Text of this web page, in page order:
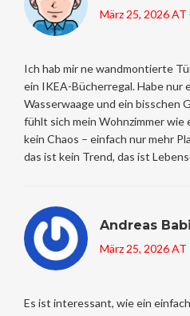
März 25, 2026 AT
Ich hab mir ne wandmontierte
ein IKEA-Bücherregal. Habe nur
Wasserwaage und ein bisschen
fühlt sich mein Wohnzimmer wie
kein Chaos – einfach nur mehr
das ist kein Trend, das ist
Andreas
März 25, 2026 AT
Es ist interessant, wie ein